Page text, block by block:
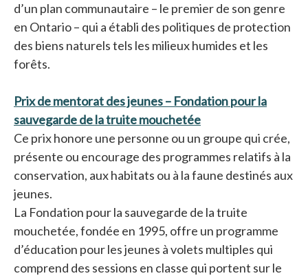
d’un plan communautaire – le premier de son genre
en Ontario – qui a établi des politiques de protection
des biens naturels tels les milieux humides et les
forêts.
Prix de mentorat des jeunes – Fondation pour la
sauvegarde de la truite mouchetée
Ce prix honore une personne ou un groupe qui crée,
présente ou encourage des programmes relatifs à la
conservation, aux habitats ou à la faune destinés aux
jeunes.
La Fondation pour la sauvegarde de la truite
mouchetée, fondée en 1995, offre un programme
d’éducation pour les jeunes à volets multiples qui
comprend des sessions en classe qui portent sur le